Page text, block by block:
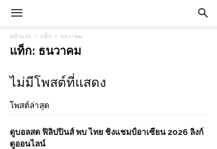
หน้าแรก แท็ก ธนวาคม
แท็ก: ธนวาคม
ไม่มีโพสต์ที่แสดง
โพสต์ล่าสุด
ดูบอลสด ฟิลิปปินส์ พบ ไทย ชิงแชมป์อาเซียน 2026 ลิงก์
ดูออนไลน์